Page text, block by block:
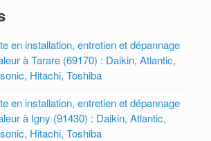
en installation, entretien et dépannage
à Tarare (69170) : Daikin, Atlantic,
Hitachi, Toshiba
en installation, entretien et dépannage
à Igny (91430) : Daikin, Atlantic,
Hitachi, Toshiba